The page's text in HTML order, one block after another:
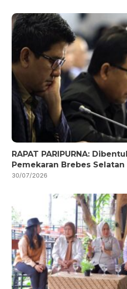
RAPAT PARIPURNA:
Pemekaran Brebes Selatan
30/07/2026